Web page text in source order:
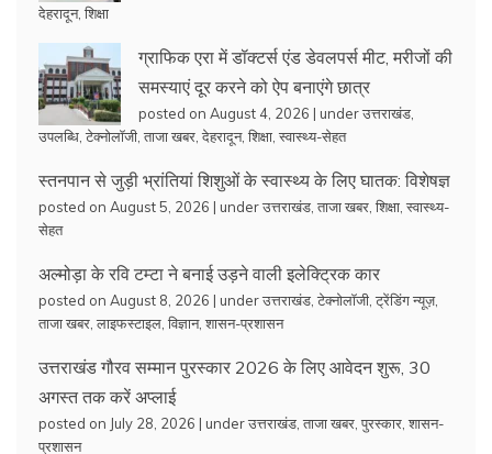
देहरादून, शिक्षा
ग्राफिक एरा में डॉक्टर्स एंड डेवलपर्स मीट, मरीजों की
समस्याएं दूर करने को ऐप बनाएंगे छात्र
posted on August 4, 2026 | underउत्तराखंड
उपलब्धि टेक्नोलॉजी ताजा खबर देहरादून, शिक्षा स्वास्थ्य-सेहत
स्तनपान से जुड़ी भ्रांतियां शिशुओं के स्वास्थ्य के लिए घातक: विशेषज्ञ
posted on August 5, 2026 | underउत्तराखंड ताजा खबर शिक्षा स्वास्थ्य-
सेहत
अल्मोड़ा के रवि टम्टा ने बनाई उड़ने वाली इलेक्ट्रिक कार
posted on August 8, 2026 | underउत्तराखंड टेक्नोलॉजी ट्रेंडिंग न्यूज़,
ताजा खबर लाइफस्टाइल विज्ञान, शासन-प्रशासन
उत्तराखंड गौरव सम्मान पुरस्कार 2026 के लिए आवेदन शुरू, 30
अगस्त तक करें अप्लाई
posted on July 28, 2026 | underउत्तराखंड ताजा खबर पुरस्कार शासन-
प्रशासन